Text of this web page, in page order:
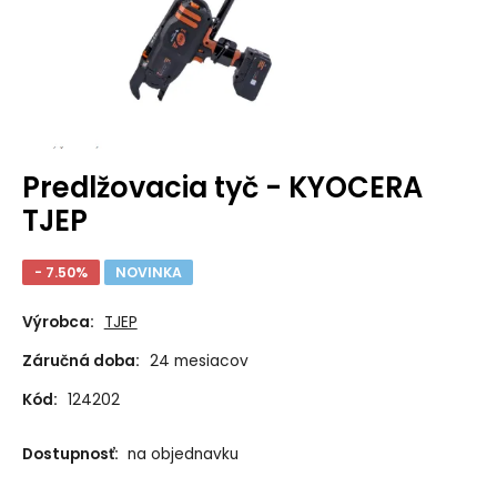
Predlžovacia tyč - KYOCERA
TJEP
- 7.50% NOVINKA
Výrobca: TJEP
Záručná doba: 24 mesiacov
Kód: 124202
Dostupnosť: na objednavku